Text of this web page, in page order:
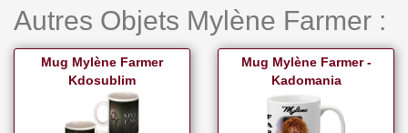
Autres Objets Mylène Farmer :
Mug Mylène Farmer
Kdosublim
Mug Mylène Farmer -
Kadomania